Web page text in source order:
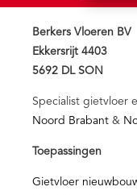
Berkers Vloeren BV
Ekkersrijt 4403
5692 DL SON
Specialist gietvloer
Noord Brabant &
Toepassingen
Gietvloer